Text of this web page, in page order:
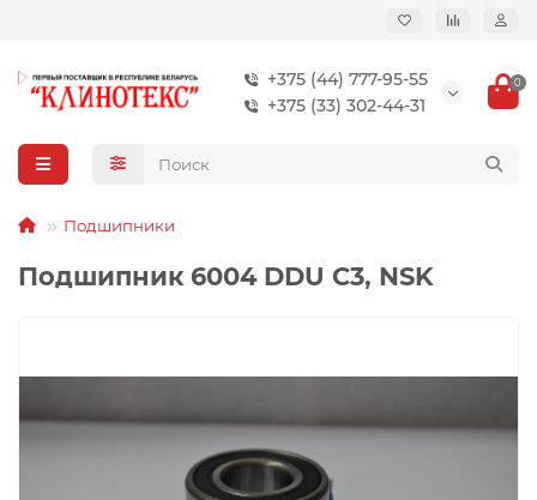
+375 (44) 777-95-55
+375 (33) 302-44-31
0
Подшипники
Подшипник 6004 DDU C3, NSK